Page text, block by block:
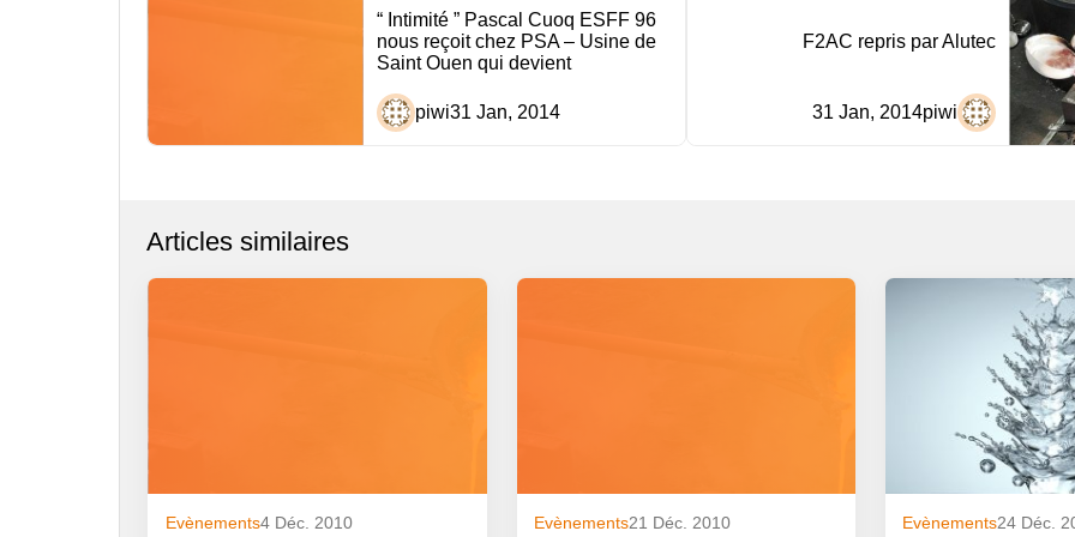
de
“ Intimité ” Pascal Cuoq ESFF 96
nous reçoit chez PSA – Usine de
Saint Ouen qui devient
piwi31 Jan, 2014
F2AC repris par Alutec
piwi
31 Jan, 2014
Articles similaires
Evènements4 Déc. 2010 Evènements21 Déc. 2010 Evènements24 Déc.